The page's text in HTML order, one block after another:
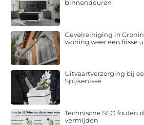
binnendeuren
Gevelreiniging in
woning weer een frisse
Uitvaartverzorging bij
Spijkenisse
Technische SEO fouten
vermijden